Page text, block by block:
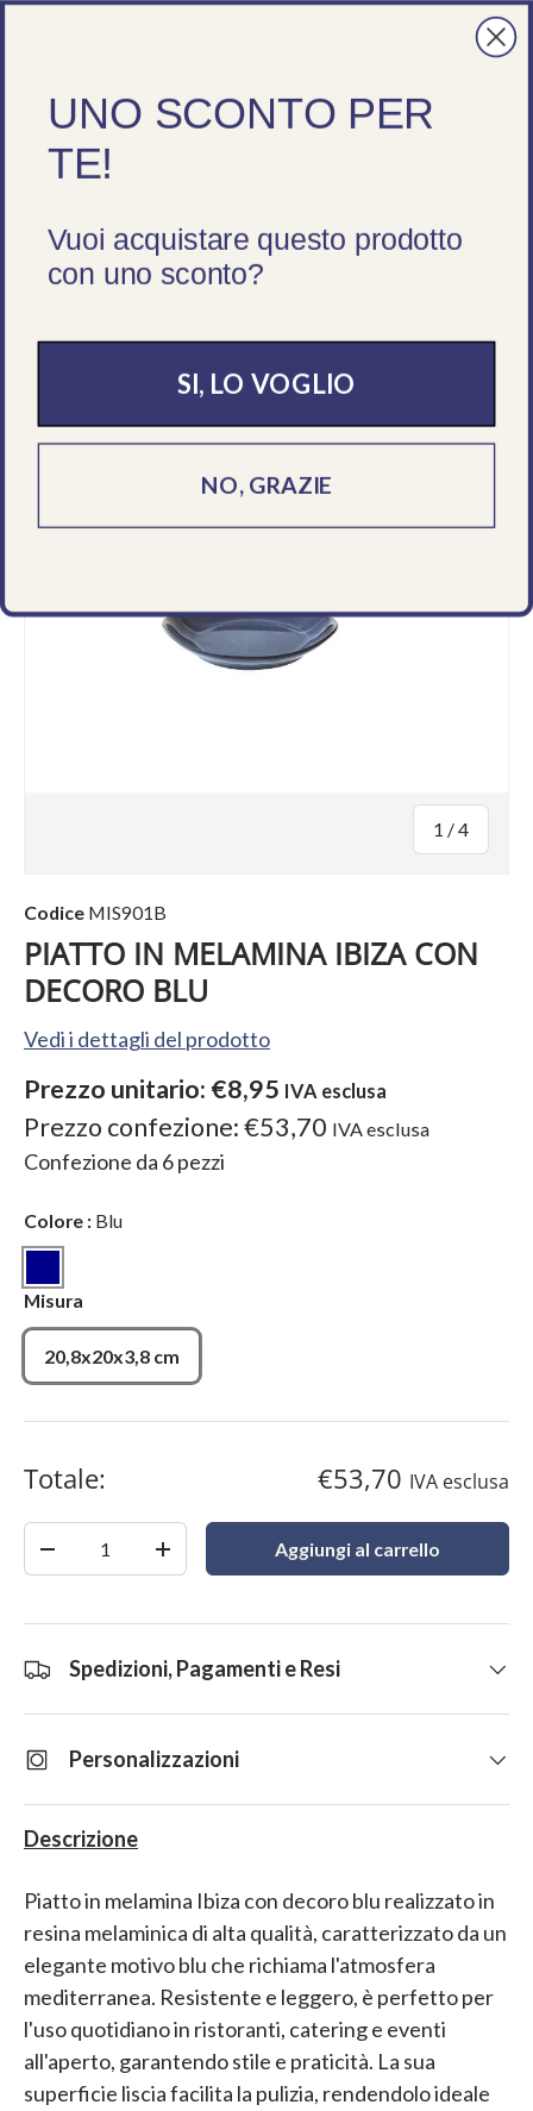
Cerca
Cerca
Cerca
Aperti tutta l'estate! Spedizioni sempre garantite,
servizio clienti lun - ven 09 - 18
1 /di
4
Codice MIS901B
PIATTO IN MELAMINA IBIZA CON
DECORO BLU
Vedi i dettagli del prodotto
Prezzo unitario: €8,95 IVA esclusa
Prezzo confezione:€53,70 IVA esclusa
Confezione da 6pezzi
Misura
20,8x20x3,8 cm
Colore : Blu
Blu
Totale: €53,70 IVA esclusa
+ Aggiungi al carrello
Spedizioni, Pagamenti e Resi
Personalizzazioni
Descrizione
Piatto in melamina Ibiza con decoro blu realizzato in
resina melaminica di alta qualità, caratterizzato da un
elegante motivo blu che richiama l'atmosfera
mediterranea. Resistente e leggero, è perfetto per
l'uso quotidiano in ristoranti, catering e eventi
all'aperto, garantendo stile e praticità. La sua
superficie liscia facilita la pulizia, rendendolo ideale
UNO SCONTO PER
TE!
Vuoi acquistare questo prodotto
con uno sconto?
SI, LO VOGLIO
NO, GRAZIE